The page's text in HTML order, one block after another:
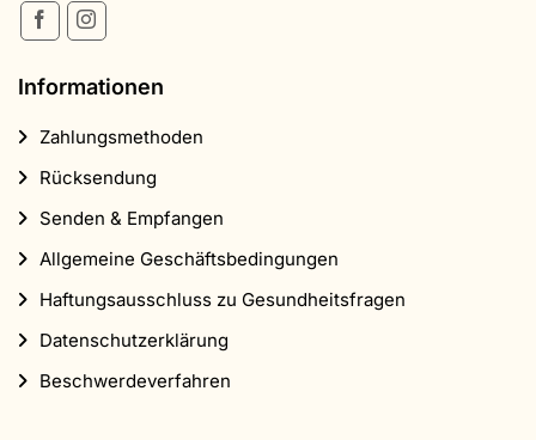
Informationen
Zahlungsmethoden
Rücksendung
Senden & Empfangen
Allgemeine Geschäftsbedingungen
Haftungsausschluss zu Gesundheitsfragen
Datenschutzerklärung
Beschwerdeverfahren